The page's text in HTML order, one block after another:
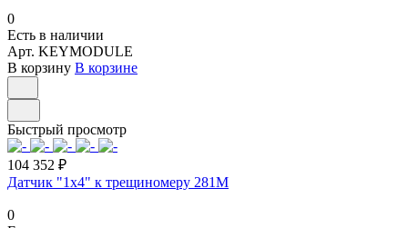
0
Есть в наличии
Арт. KEYMODULE
В корзину В корзине
Быстрый просмотр
104 352 ₽
Датчик "1х4" к трещиномеру 281М
0